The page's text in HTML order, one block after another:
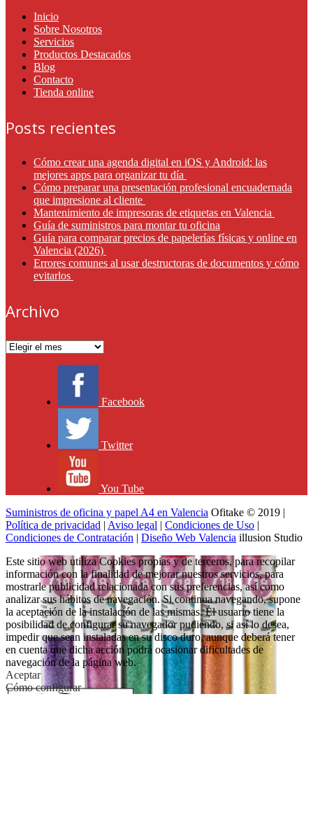
Inicio
Sobre Nosotros
Servicios
Productos Destacados
Blog
Contacto
Tienda online
Posts recientes
Cómo crear una agenda digital en iOS y Android: las
mejores apps para organizar tu día
Cómo preparar una presentación profesional encuadernada
que impresione al cliente
Mantenimiento de impresoras de etiquetas en Valencia
Guía de suministros para montar tu oficina
Guía para comparar precios de papelerías físicas y online en
Valencia (2026)
Errores comunes al usar destructoras de documentos y cómo
evitarlos
Archivo
Archivo
Facebook
Twitter
You Tube
Suministros de oficina y papel A4 en Valencia Ofitake © 2019 |
Política de privacidad | Aviso legal | Condiciones de Uso |
Condiciones de Contratación | Diseño Web Valencia illusion Studio
Este sitio web utiliza Cookies propias y de terceros, para recopilar
información con la finalidad de mejorar nuestros servicios, para
mostrarle publicidad relacionada con sus preferencias, así como
analizar sus hábitos de navegación. Si continua navegando, supone
la aceptación de la instalación de las mismas. El usuario tiene la
posibilidad de configurar su navegador pudiendo, si así lo desea,
impedir que sean instaladas en su disco duro, aunque deberá tener
en cuenta que dicha acción podrá ocasionar dificultades de
navegación de la página web.
Aceptar
Cómo configurar